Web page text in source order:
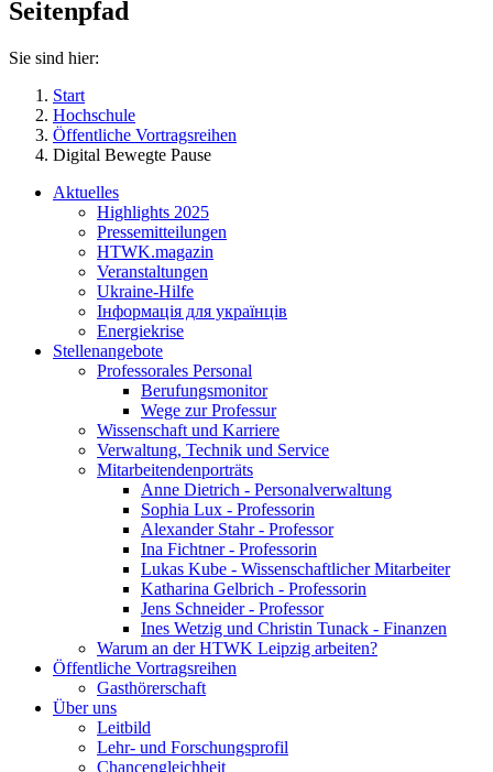
Seitenpfad
Sie sind hier:
Start
Hochschule
Öffentliche Vortragsreihen
Digital Bewegte Pause
Aktuelles
Highlights 2025
Pressemitteilungen
HTWK.magazin
Veranstaltungen
Ukraine-Hilfe
Інформація для українців
Energiekrise
Stellenangebote
Professorales Personal
Berufungsmonitor
Wege zur Professur
Wissenschaft und Karriere
Verwaltung, Technik und Service
Mitarbeitendenporträts
Anne Dietrich - Personalverwaltung
Sophia Lux - Professorin
Alexander Stahr - Professor
Ina Fichtner - Professorin
Lukas Kube - Wissenschaftlicher Mitarbeiter
Katharina Gelbrich - Professorin
Jens Schneider - Professor
Ines Wetzig und Christin Tunack - Finanzen
Warum an der HTWK Leipzig arbeiten?
Öffentliche Vortragsreihen
Gasthörerschaft
Über uns
Leitbild
Lehr- und Forschungsprofil
Chancengleichheit